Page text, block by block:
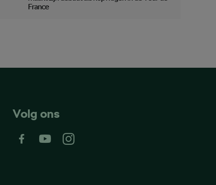
France
Volg ons